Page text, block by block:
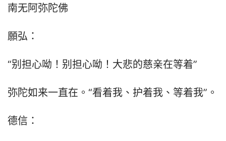
南无阿弥陀佛
願弘：
“别担心呦！别担心呦！大悲的慈亲在等着”
弥陀如来一直在。“看着我、护着我、等着我”。
德信：